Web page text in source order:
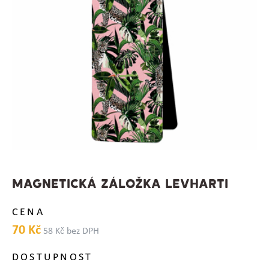
MAGNETICKÁ ZÁLOŽKA LEVHARTI
CENA
70 Kč 58 Kč bez DPH
DOSTUPNOST